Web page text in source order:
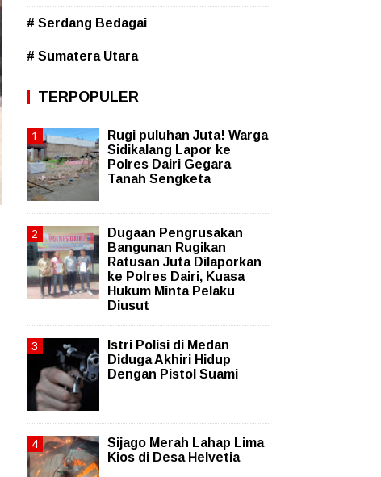
# Serdang Bedagai
# Sumatera Utara
TERPOPULER
Rugi puluhan Juta! Warga
Sidikalang Lapor ke
Polres Dairi Gegara
Tanah Sengketa
Dugaan Pengrusakan
Bangunan Rugikan
Ratusan Juta Dilaporkan
ke Polres Dairi, Kuasa
Hukum Minta Pelaku
Diusut
Istri Polisi di Medan
Diduga Akhiri Hidup
Dengan Pistol Suami
Sijago Merah Lahap Lima
Kios di Desa Helvetia